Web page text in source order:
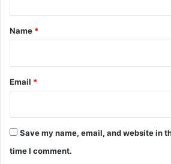
*
Name *
Email *
Save my name, email, and website in
time I comment.